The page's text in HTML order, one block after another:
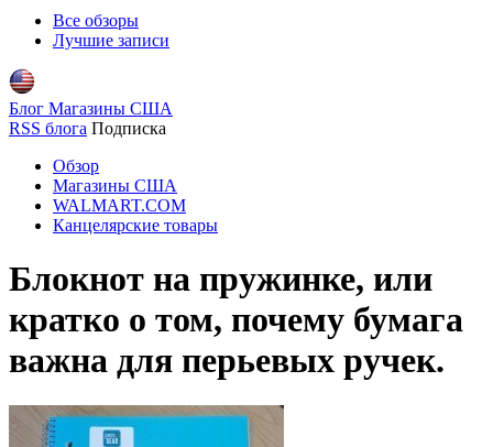
Все обзоры
Лучшие записи
Блог Магазины США
RSS блога Подписка
Обзор
Магазины США
WALMART.COM
Канцелярские товары
Блокнот на пружинке, или
кратко о том, почему бумага
важна для перьевых ручек.